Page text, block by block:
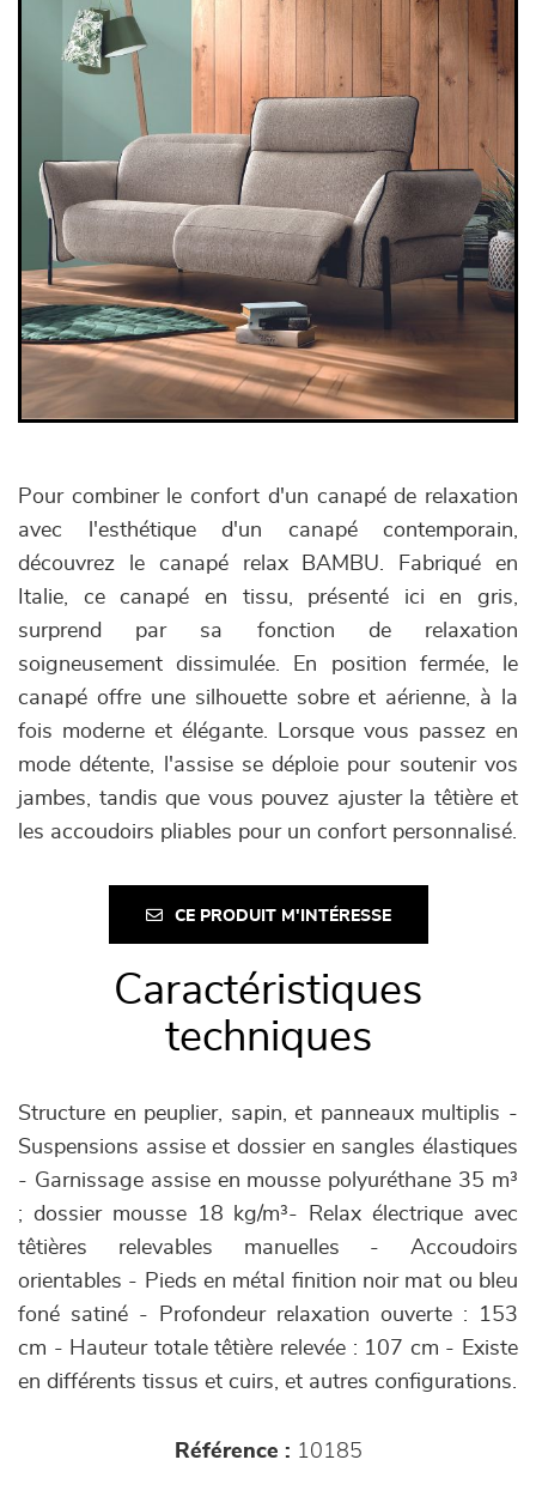
Pour combiner le confort d'un canapé de relaxation
avec l'esthétique d'un canapé contemporain,
découvrez le canapé relax BAMBU. Fabriqué en
Italie, ce canapé en tissu, présenté ici en gris,
surprend par sa fonction de relaxation
soigneusement dissimulée. En position fermée, le
canapé offre une silhouette sobre et aérienne, à la
fois moderne et élégante. Lorsque vous passez en
mode détente, l'assise se déploie pour soutenir vos
jambes, tandis que vous pouvez ajuster la têtière et
les accoudoirs pliables pour un confort personnalisé.
CE PRODUIT M'INTÉRESSE
Caractéristiques
techniques
Structure en peuplier, sapin, et panneaux multiplis -
Suspensions assise et dossier en sangles élastiques
- Garnissage assise en mousse polyuréthane 35 m³
; dossier mousse 18 kg/m³- Relax électrique avec
têtières relevables manuelles - Accoudoirs
orientables - Pieds en métal finition noir mat ou bleu
foné satiné - Profondeur relaxation ouverte : 153
cm - Hauteur totale têtière relevée : 107 cm - Existe
en différents tissus et cuirs, et autres configurations.
Référence : 10185